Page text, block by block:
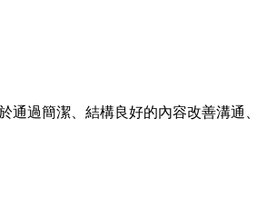
過簡潔、結構良好的內容改善溝通、